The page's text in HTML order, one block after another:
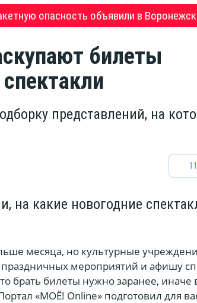
опасность объявили в
билеты
представлений, на
11
на какие новогодние
месяца, но культурные
мероприятий и афишу
брать билеты нужно заранее, иначе
«МОЁ! Online» подготовил для